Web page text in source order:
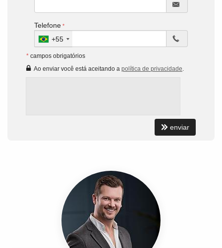
Telefone
+55
* campos obrigatórios
Ao enviar você está aceitando a política de privacidade.
enviar